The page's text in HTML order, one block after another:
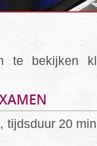
te bekijken
tijdsduur 20